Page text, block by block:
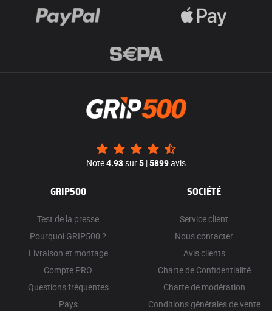
Note4.93sur5 |5899avis
GRIP500
Test de la presse
Pourquoi GRIP500 ?
Livraison et montage
Compte PRO
Questions fréquentes
Pays
SOCIÉTÉ
Service client
Nous contacter
Avis clients
Charte de Confidentialité
Charte de modération
Conditions générales de vente